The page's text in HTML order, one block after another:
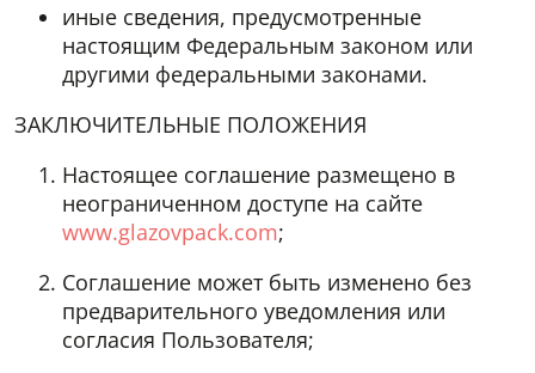
иные сведения, предусмотренные
настоящим Федеральным законом или
другими федеральными законами.
ЗАКЛЮЧИТЕЛЬНЫЕ ПОЛОЖЕНИЯ
Настоящее соглашение размещено в
неограниченном доступе на сайте
www.glazovpack.com;
Соглашение может быть изменено без
предварительного уведомления или
согласия Пользователя;